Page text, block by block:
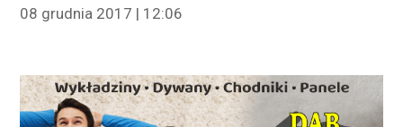
08 grudnia 2017 | 12:06